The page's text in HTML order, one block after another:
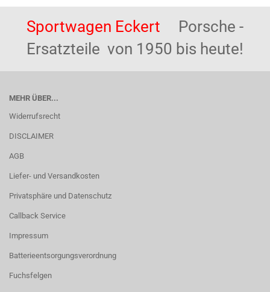
Sportwagen Eckert Porsche -
Ersatzteile von 1950 bis heute!
MEHR ÜBER...
Widerrufsrecht
DISCLAIMER
AGB
Liefer- und Versandkosten
Privatsphäre und Datenschutz
Callback Service
Impressum
Batterieentsorgungsverordnung
Fuchsfelgen